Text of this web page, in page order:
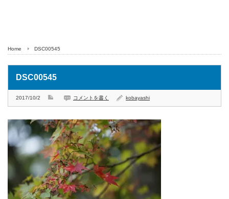
Home DSC00545
DSC00545
2017/10/2 コメントを書く kobayashi